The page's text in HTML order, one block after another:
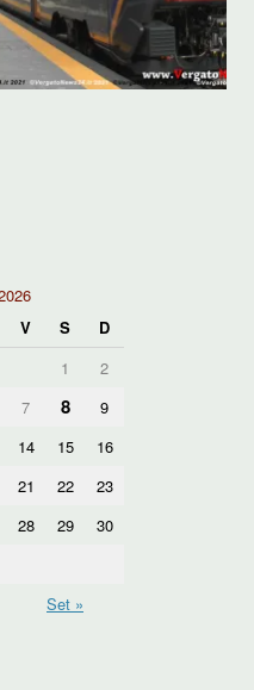
V S
D
1
2
7 8
9
14 15
16
21 22
23
28 29
30
Set »